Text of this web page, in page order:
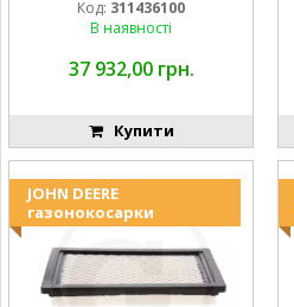
Код: 311436100
В наявності
37 932,00 грн.
Купити
JOHN DEERE
газонокосарки